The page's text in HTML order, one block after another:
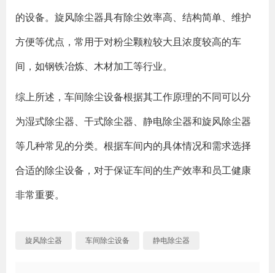
的设备。旋风除尘器具有除尘效率高、结构简单、维护
方便等优点，常用于对粉尘颗粒较大且浓度较高的车
间，如钢铁冶炼、木材加工等行业。
综上所述，车间除尘设备根据其工作原理的不同可以分
为湿式除尘器、干式除尘器、静电除尘器和旋风除尘器
等几种常见的分类。根据车间内的具体情况和需求选择
合适的除尘设备，对于保证车间的生产效率和员工健康
非常重要。
旋风除尘器 车间除尘设备 静电除尘器